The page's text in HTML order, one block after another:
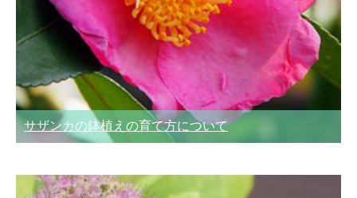
サザンカの鉢植えの育て方について